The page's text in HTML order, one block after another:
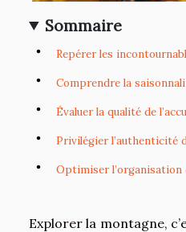
Sommaire
Repérer les
Comprendre la
Évaluer la qualité de
Privilégier l’authenticité
Optimiser l’organisation
Explorer la montagne,